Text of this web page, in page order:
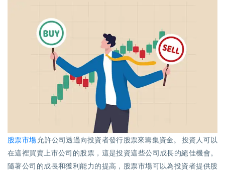
股票市場 允許公司透過向投資者發行股票來籌集資金。 投資人可以
在這裡買賣上市公司的股票，這是投資這些公司成長的絕佳機會。
隨著公司的成長和獲利能力的提高，股票市場可以為投資者提供股